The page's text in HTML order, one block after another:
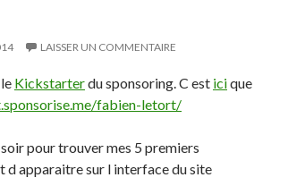
LAISSER UN COMMENTAIRE
Kickstarterdu sponsoring. C est icique
fabien-letort/
pour trouver mes 5 premiers
d apparaitre sur l interface du site